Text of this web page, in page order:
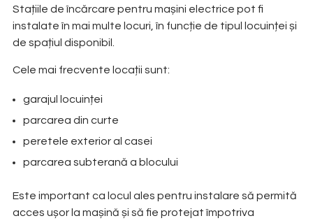
Stațiile de încărcare pentru mașini electrice pot fi
instalate în mai multe locuri, în funcție de tipul locuinței și
de spațiul disponibil.
Cele mai frecvente locații sunt:
garajul locuinței
parcarea din curte
peretele exterior al casei
parcarea subterană a blocului
Este important ca locul ales pentru instalare să permită
acces ușor la mașină și să fie protejat împotriva